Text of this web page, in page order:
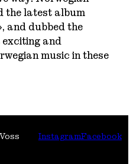
the latest album
and dubbed the
exciting and
music in these
InstagramFacebook